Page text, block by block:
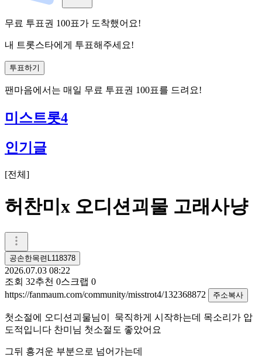
무료 투표권 100표가 도착했어요!
내 트롯스타에게 투표해주세요!
투표하기
팬마음에서는 매일 무료 투표권 100표를 드려요!
미스트롯4
인기글
[전체 ]
허찬미x 오디션괴물 고래사냥
공손한목련L118378
2026.07.03 08:22
조회 32추천 0스크랩 0
https://fanmaum.com/community/misstrot4/132368872
주소복사
첫소절에 오디션괴물님이 묵직하게 시작하는데 목소리가 압
도적입니다 찬미님 첫소절도 좋았어요
그뒤 흥겨운 부분으로 넘어가는데